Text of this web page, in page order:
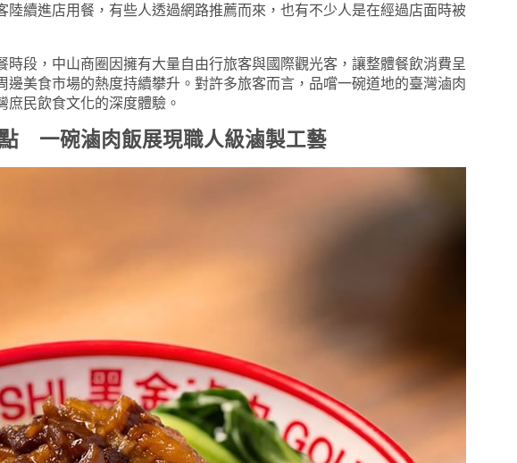
陸續進店用餐，有些人透過網路推薦而來，也有不少人是在經過店面時被
段，中山商圈因擁有大量自由行旅客與國際觀光客，讓整體餐飲消費呈
邊美食市場的熱度持續攀升。對許多旅客而言，品嚐一碗道地的臺灣滷肉
民飲食文化的深度體驗。
一碗滷肉飯展現職人級滷製工藝